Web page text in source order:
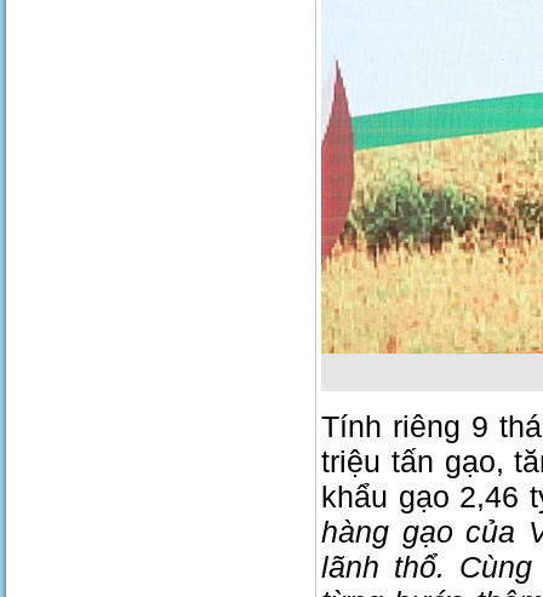
Tính riêng 9
triệu tấn gạo,
khẩu gạo 2,46
hàng gạo của
lãnh thổ.